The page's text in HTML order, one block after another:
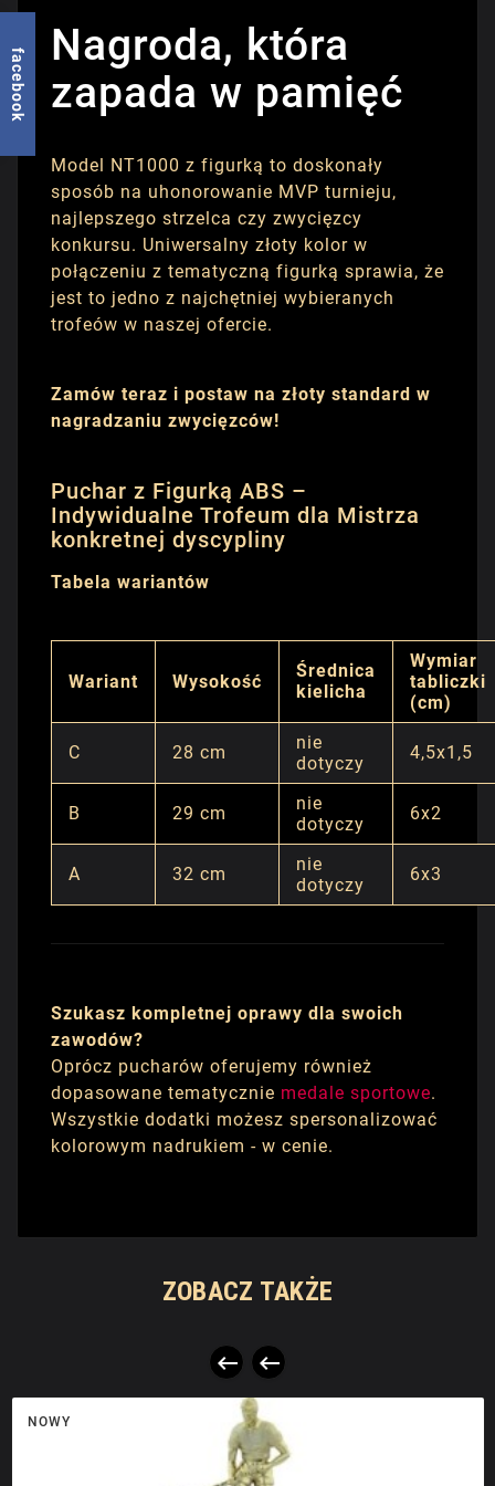
Nagroda, która
zapada w pamięć
Model NT1000 z figurką to doskonały
sposób na uhonorowanie MVP turnieju,
najlepszego strzelca czy zwycięzcy
konkursu. Uniwersalny złoty kolor w
połączeniu z tematyczną figurką sprawia, że
jest to jedno z najchętniej wybieranych
trofeów w naszej ofercie.
Zamów teraz i postaw na złoty standard w
nagradzaniu zwycięzców!
Puchar z Figurką ABS –
Indywidualne Trofeum dla Mistrza
konkretnej dyscypliny
Tabela wariantów
Wariant Wysokość
Średnica
kielicha
Wymiar
tabliczki
(cm)
C 28 cm
nie
dotyczy
4,5x1,5
B 29 cm
nie
dotyczy
6x2
A 32 cm
nie
dotyczy
6x3
Szukasz kompletnej oprawy dla swoich
zawodów?
Oprócz pucharów oferujemy również
dopasowane tematycznie medale sportowe.
Wszystkie dodatki możesz spersonalizować
kolorowym nadrukiem - w cenie.
ZOBACZ TAKŻE
 
NOWY
facebook